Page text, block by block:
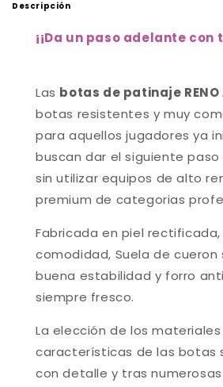
Descripción
¡¡Da un paso adelante con
Las botas de patinaje
botas resistentes y muy
para aquellos jugadores ya
buscan dar el siguiente
sin utilizar equipos de alto
premium de categorias
Fabricada en piel
comodidad, Suela de
buena estabilidad y forro
siempre fresco.
La elección de los materiales
características de las botas
con detalle y tras